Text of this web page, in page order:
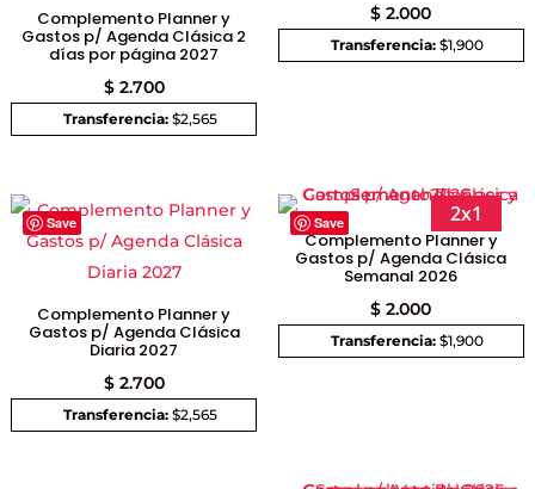
Complemento Planner y
Gastos p/ Agenda Clásica 2
días por página 2027
$2.700
Transferencia: $2,565
$ 2.000
Transferencia: $1,900
Save
Complemento Planner y
Gastos p/ Agenda Clásica
Diaria 2027
$2.700
Transferencia: $2,565
Save 2x1
Complemento Planner y
Gastos p/ Agenda Clásica
Semanal 2026
$ 2.000
Transferencia: $1,900